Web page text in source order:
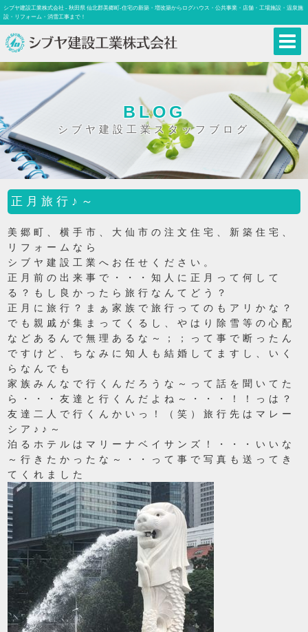
シブヤ建設工業株式会社 - 秋田県 仙北郡美郷町-住宅の新築・増改築からログハウス・公共事業・店舗・工場施設・温泉施
設・リフォーム・消雪工事まで！
BLOG
シブヤ建設工業スタッフブログ
正月旅行♪～
美郷町、横手市、大仙市の注文住宅、新築住宅、
リフォームなら
シブヤ建設工業へお任せください。
正月前の出来事で・・・知人に正月って何して
る？もし良かったら旅行なんてどう？
正月に旅行？まぁ家族で旅行ってのもアリかな？
でも親戚が集まってくるし、やはり除雪等の心配
などあるんで無理あるな～；；って事で断ったん
ですけど、ちなみに知人も結婚してますし、いく
らなんでも
家族みんなで行くんだろうな～って話を聞いてた
ら・・・友達と行くんだよね～・・・！！っは？
友達二人で行くんかいっ！（笑）旅行先はマレー
シア♪♪～
泊るホテルはマリーナベイサンズ！・・・いいな
～行きたかったな～・・って事で写真も送ってき
てくれました